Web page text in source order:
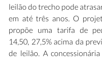
leilão do trecho pode
em até três anos. O
propõe uma tarifa de
14,50, 27,5% acima da
de leilão. A